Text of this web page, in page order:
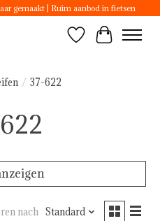
gemaakt | Ruim aanbod in fietsen
Wunschzettel
Ihr
/ 37-622
nach Standard